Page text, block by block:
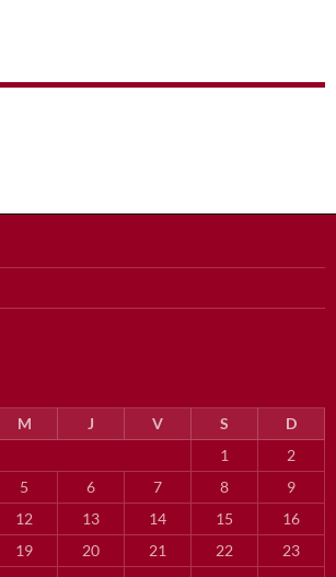
M J V S
D
1
2
5 6 7 8
9
12 13 14 15
16
19 20 21 22
23